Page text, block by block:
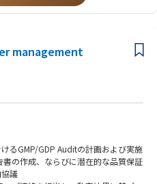
年以上の勤務経験
ォマティクスを用いた創薬または疾
力、英語論文執筆経験
management
るGMP/GDP Auditの計画および実施
の作成、ならびに潜在的な品質保証
議